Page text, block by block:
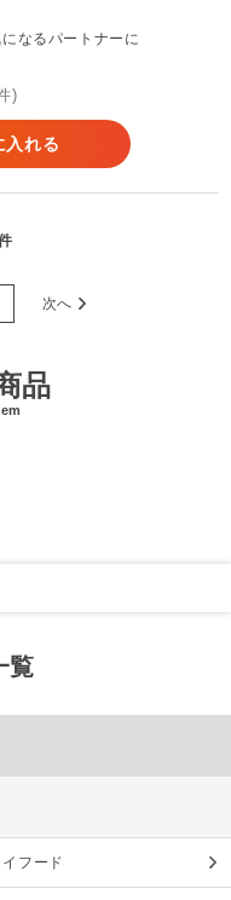
なるパートナーに
)
入れる
次へ
品
覧
イフード